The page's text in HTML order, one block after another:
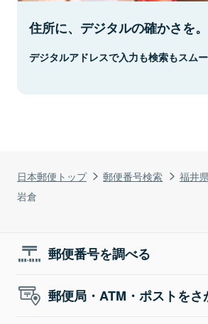
日本郵便トップ 郵便番号検索 福井県
岩倉
住所に、デジタルの確かさを。
デジタルアドレスで入力も検索もスムー
郵便番号を調べる
郵便局・ATM・ポストをさ